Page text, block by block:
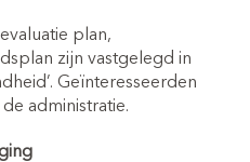
plan,
zijn vastgelegd in
Geïnteresseerden
administratie.